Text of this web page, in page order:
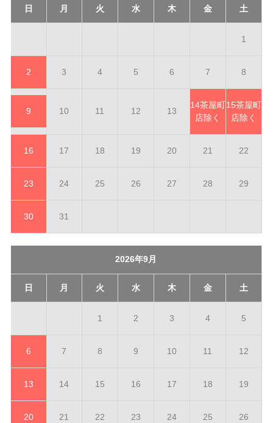
日 月 火 水 木 金 土
1
2 3 4 5 6 7 8
9 10 11 12 13
14茶屋町
店除く
15茶屋町
店除く
16 17 18 19 20 21 22
23 24 25 26 27 28 29
30 31
2026年9月
日 月 火 水 木 金 土
1 2 3 4 5
6 7 8 9 10 11 12
13 14 15 16 17 18 19
20 21 22 23 24 25 26